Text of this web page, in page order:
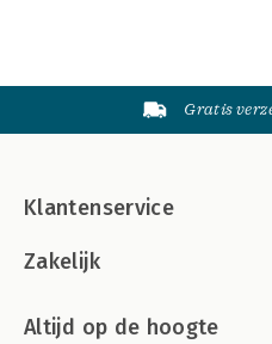
Gratis
Klantenservice
Zakelijk
Altijd op de hoogte